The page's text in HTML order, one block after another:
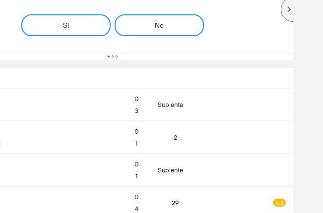
Si No
0
3
Suplente
0
1
2
0
1
Suplente
0
4
29 6.2